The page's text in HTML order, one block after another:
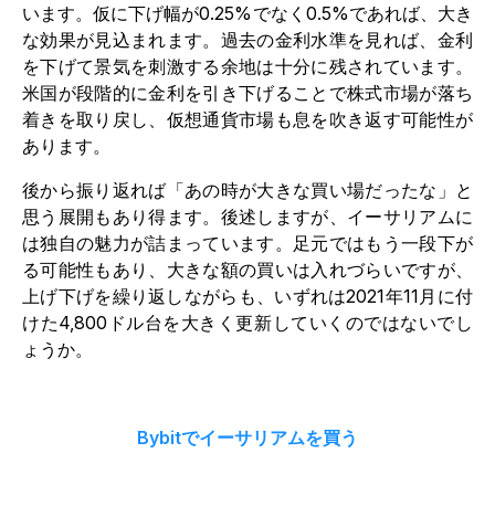
います。仮に下げ幅が0.25%でなく0.5%であれば、大き
な効果が見込まれます。過去の金利水準を見れば、金利
を下げて景気を刺激する余地は十分に残されています。
米国が段階的に金利を引き下げることで株式市場が落ち
着きを取り戻し、仮想通貨市場も息を吹き返す可能性が
あります。
後から振り返れば「あの時が大きな買い場だったな」と
思う展開もあり得ます。後述しますが、イーサリアムに
は独自の魅力が詰まっています。足元ではもう一段下が
る可能性もあり、大きな額の買いは入れづらいですが、
上げ下げを繰り返しながらも、いずれは2021年11月に付
けた4,800ドル台を大きく更新していくのではないでし
ょうか。
Bybitでイーサリアムを買う